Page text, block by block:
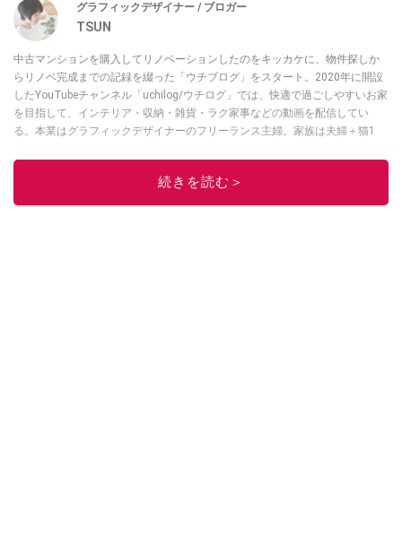
グラフィックデザイナー / ブロガー
TSUN
中古マンションを購入してリノベーションしたのをキッカケに、物件探しか
らリノベ完成までの記録を綴った「ウチブログ」をスタート。2020年に開設
したYouTubeチャンネル「uchilog/ウチログ」では、快適で過ごしやすいお家
を目指して、インテリア・収納・雑貨・ラク家事などの動画を配信してい
る。本業はグラフィックデザイナーのフリーランス主婦。家族は夫婦＋猫1
ノベ人気事例1位
続きを読む＞